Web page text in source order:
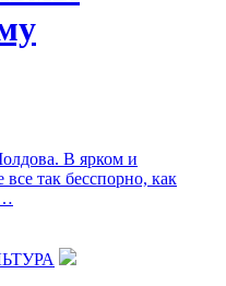
В ярком и
так бесспорно, как
…